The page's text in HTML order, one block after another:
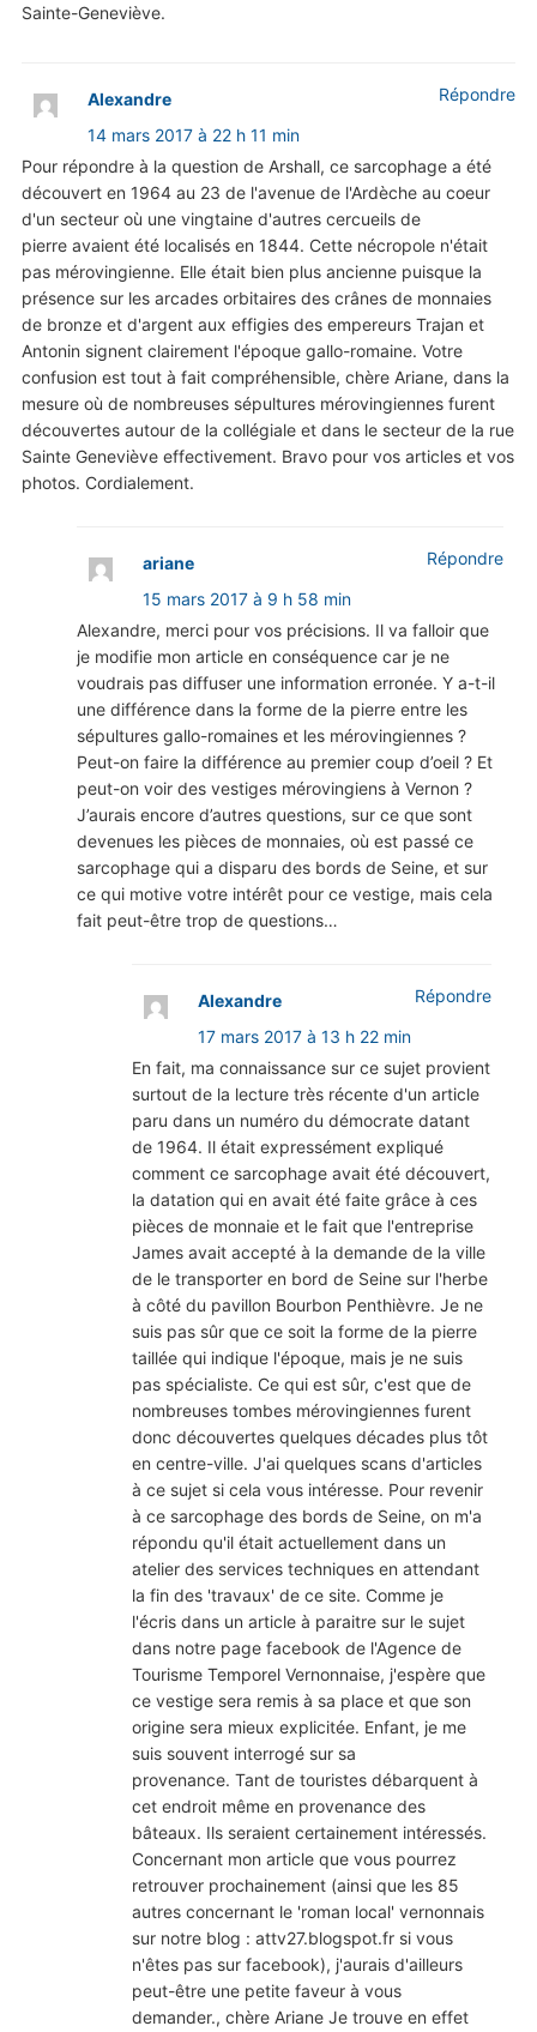
Sainte-Geneviève.
Alexandre
14 mars 2017 à 22 h 11 min
Pour répondre à la question de Arshall, ce sarcophage a été
découvert en 1964 au 23 de l'avenue de l'Ardèche au coeur
d'un secteur où une vingtaine d'autres cercueils de
pierre avaient été localisés en 1844. Cette nécropole n'était
pas mérovingienne. Elle était bien plus ancienne puisque la
présence sur les arcades orbitaires des crânes de monnaies
de bronze et d'argent aux effigies des empereurs Trajan et
Antonin signent clairement l'époque gallo-romaine. Votre
confusion est tout à fait compréhensible, chère Ariane, dans la
mesure où de nombreuses sépultures mérovingiennes furent
découvertes autour de la collégiale et dans le secteur de la rue
Sainte Geneviève effectivement. Bravo pour vos articles et vos
photos. Cordialement.
Répondre
ariane
15 mars 2017 à 9 h 58 min
Alexandre, merci pour vos précisions. Il va falloir que
je modifie mon article en conséquence car je ne
voudrais pas diffuser une information erronée. Y a-t-il
une différence dans la forme de la pierre entre les
sépultures gallo-romaines et les mérovingiennes ?
Peut-on faire la différence au premier coup d’oeil ? Et
peut-on voir des vestiges mérovingiens à Vernon ?
J’aurais encore d’autres questions, sur ce que sont
devenues les pièces de monnaies, où est passé ce
sarcophage qui a disparu des bords de Seine, et sur
ce qui motive votre intérêt pour ce vestige, mais cela
fait peut-être trop de questions…
Répondre
Alexandre
17 mars 2017 à 13 h 22 min
En fait, ma connaissance sur ce sujet provient
surtout de la lecture très récente d'un article
paru dans un numéro du démocrate datant
de 1964. Il était expressément expliqué
comment ce sarcophage avait été découvert,
la datation qui en avait été faite grâce à ces
pièces de monnaie et le fait que l'entreprise
James avait accepté à la demande de la ville
de le transporter en bord de Seine sur l'herbe
à côté du pavillon Bourbon Penthièvre. Je ne
suis pas sûr que ce soit la forme de la pierre
taillée qui indique l'époque, mais je ne suis
pas spécialiste. Ce qui est sûr, c'est que de
nombreuses tombes mérovingiennes furent
donc découvertes quelques décades plus tôt
en centre-ville. J'ai quelques scans d'articles
à ce sujet si cela vous intéresse. Pour revenir
à ce sarcophage des bords de Seine, on m'a
répondu qu'il était actuellement dans un
atelier des services techniques en attendant
la fin des 'travaux' de ce site. Comme je
l'écris dans un article à paraitre sur le sujet
dans notre page facebook de l'Agence de
Tourisme Temporel Vernonnaise, j'espère que
ce vestige sera remis à sa place et que son
origine sera mieux explicitée. Enfant, je me
suis souvent interrogé sur sa
provenance. Tant de touristes débarquent à
cet endroit même en provenance des
bâteaux. Ils seraient certainement intéressés.
Concernant mon article que vous pourrez
retrouver prochainement (ainsi que les 85
autres concernant le 'roman local' vernonnais
sur notre blog : attv27.blogspot.fr si vous
n'êtes pas sur facebook), j'aurais d'ailleurs
peut-être une petite faveur à vous
demander., chère Ariane Je trouve en effet
Répondre